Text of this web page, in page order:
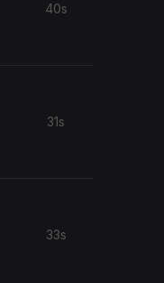
40s
31s
33s